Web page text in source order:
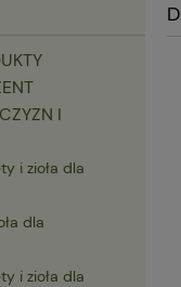
I
i zioła dla
dla
i zioła dla